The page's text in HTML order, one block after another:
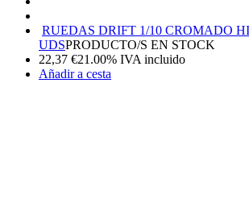
RUEDAS DRIFT 1/10 CROMADO
UDSPRODUCTO/S EN STOCK
22,37 €21.00% IVA incluido
Añadir a cesta